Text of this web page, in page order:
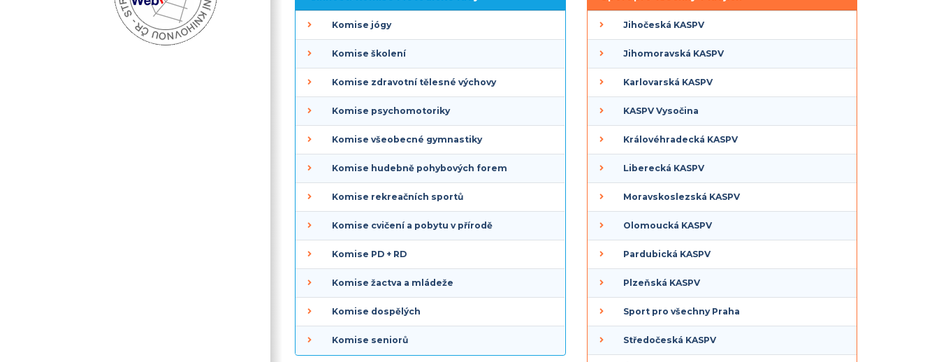
Podrobný návod jak pracovat s exportem CSV, který vám
vygeneruje členská evidence a následně chcete soubor
otevřít pomocí Excel.
Komise jógy
Komise školení
Komise zdravotní tělesné výchovy
Komise psychomotoriky
Komise všeobecné gymnastiky
Komise hudebně pohybových forem
Komise rekreačních sportů
Komise cvičení a pobytu v přírodě
Komise PD + RD
Komise žactva a mládeže
Komise dospělých
Komise seniorů
Jihočeská KASPV
Jihomoravská KASPV
Karlovarská KASPV
KASPV Vysočina
Královéhradecká KASPV
Liberecká KASPV
Moravskoslezská KASPV
Olomoucká KASPV
Pardubická KASPV
Plzeňská KASPV
Sport pro všechny Praha
Středočeská KASPV